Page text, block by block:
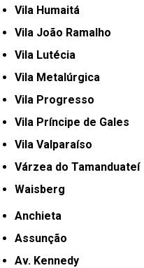
Vila Humaitá
Vila João Ramalho
Vila Lutécia
Vila Metalúrgica
Vila Progresso
Vila Príncipe de Gales
Vila Valparaíso
Várzea do Tamanduateí
Waisberg
Anchieta
Assunção
Av. Kennedy